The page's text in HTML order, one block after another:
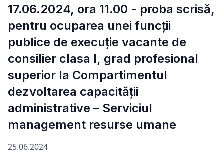
17.06.2024, ora 11.00 - proba scrisă,
pentru ocuparea unei funcții
publice de execuție vacante de
consilier clasa I, grad profesional
superior la Compartimentul
dezvoltarea capacității
administrative – Serviciul
management resurse umane
25.06.2024